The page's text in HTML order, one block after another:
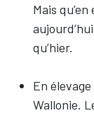
Mais
qu’hier.
En
Wallonie.